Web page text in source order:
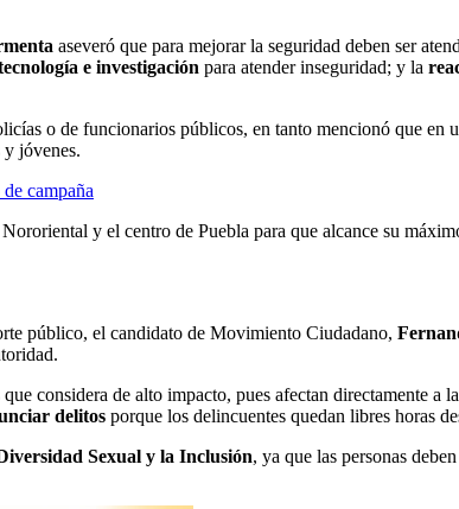
aseveró que para mejorar la seguridad deben ser
e investigación para atender inseguridad; y la
o de funcionarios públicos, en tanto mencionó que
y jóvenes.
campaña
y el centro de Puebla para que alcance su
público, el candidato de Movimiento Ciudadano,
considera de alto impacto, pues afectan directamente a
delitos porque los delincuentes quedan libres horas
Sexual y la Inclusión, ya que las personas